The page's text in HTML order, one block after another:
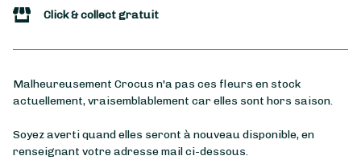
Click & collect gratuit
Malheureusement Crocus n'a pas ces fleurs en stock
actuellement, vraisemblablement car elles sont hors saison.
Soyez averti quand elles seront à nouveau disponible, en
renseignant votre adresse mail ci-dessous.